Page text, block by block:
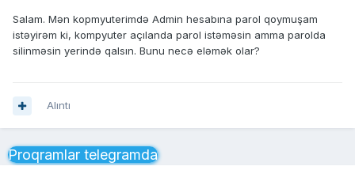
Salam. Mən kopmyuterimdə Admin hesabına parol qoymuşam
istəyirəm ki, kompyuter açılanda parol istəməsin amma parolda
silinməsin yerində qalsın. Bunu necə eləmək olar?
Alıntı
Proqramlar telegramda